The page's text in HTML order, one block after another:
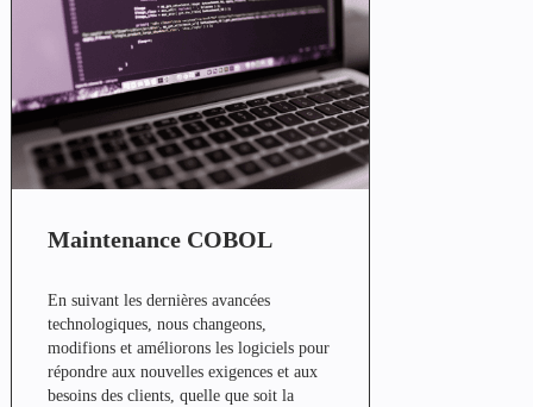
Maintenance COBOL
En suivant les dernières avancées
technologiques, nous changeons,
modifions et améliorons les logiciels pour
répondre aux nouvelles exigences et aux
besoins des clients, quelle que soit la